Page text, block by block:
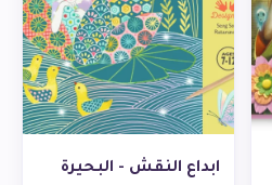
ابداع النقش - البحيرة